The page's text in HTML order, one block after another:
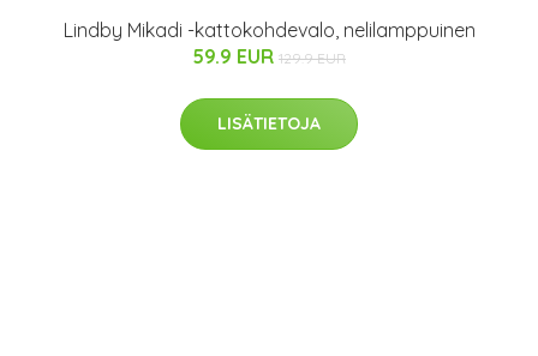
Lindby Mikadi -kattokohdevalo, nelilamppuinen
59.9 EUR 129.9 EUR
LISÄTIETOJA